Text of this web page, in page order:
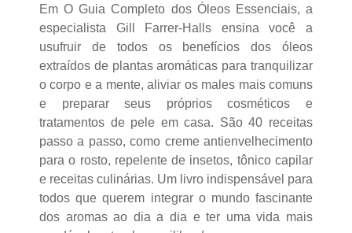
Em O Guia Completo dos Óleos Essenciais, a
especialista Gill Farrer-Halls ensina você a
usufruir de todos os benefícios dos óleos
extraídos de plantas aromáticas para tranquilizar
o corpo e a mente, aliviar os males mais comuns
e preparar seus próprios cosméticos e
tratamentos de pele em casa. São 40 receitas
passo a passo, como creme antienvelhecimento
para o rosto, repelente de insetos, tônico capilar
e receitas culinárias. Um livro indispensável para
todos que querem integrar o mundo fascinante
dos aromas ao dia a dia e ter uma vida mais